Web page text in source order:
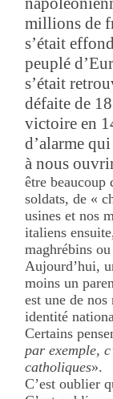
millions de
s’était
peuplé
s’était
défaite de
victoire en
d’alarme
à nous
être beaucoup
soldats, de «
usines et nos
italiens
maghrébins
Aujourd’hui,
moins un
est une de nos
identité
Certains
par exemple,
catholiques».
C’est oublier